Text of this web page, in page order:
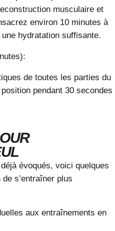
musculaire et
environ 10 minutes à
hydratation suffisante.
de toutes les parties du
pendant 30 secondes
évoqués, voici quelques
s’entraîner plus
aux entraînements en